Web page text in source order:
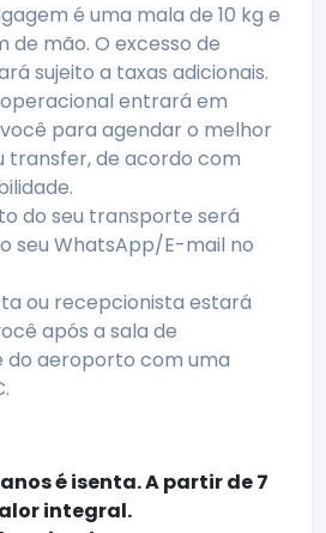
é uma mala de 10 kg e
de mão. O excesso de
sujeito a taxas adicionais.
operacional entrará em
para agendar o melhor
transfer, de acordo com
do seu transporte será
seu WhatsApp/E-mail no
ou recepcionista estará
após a sala de
do aeroporto com uma
anos é isenta. A partir de 7
integral.